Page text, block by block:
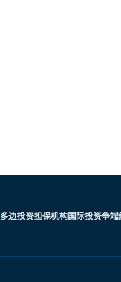
多边投资担保机构国际投资争